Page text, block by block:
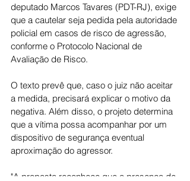
deputado Marcos Tavares (PDT-RJ), exige
que a cautelar seja pedida pela autoridade
policial em casos de risco de agressão,
conforme o Protocolo Nacional de
Avaliação de Risco.
O texto prevê que, caso o juiz não aceitar
a medida, precisará explicar o motivo da
negativa. Além disso, o projeto determina
que a vítima possa acompanhar por um
dispositivo de segurança eventual
aproximação do agressor.
"A proposta reconhece que a presença de